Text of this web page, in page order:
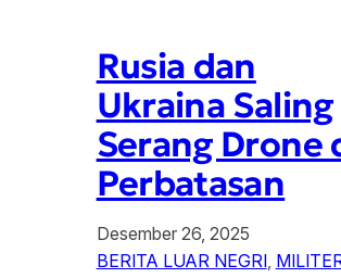
Rusia dan
Ukraina Saling
Serang Drone
Perbatasan
Desember 26, 2025
BERITA LUAR NEGRI,